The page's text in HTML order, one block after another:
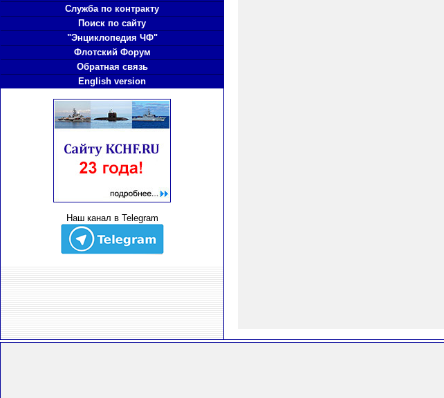
Служба по контракту
Поиск по сайту
"Энциклопедия ЧФ"
Флотский Форум
Обратная связь
English version
Наш канал в Telegram